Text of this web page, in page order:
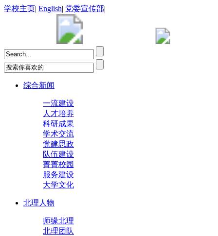
学校主页| English| 党委宣传部|
综合新闻
一流建设
人才培养
科研成果
学术交流
党建思政
队伍建设
菁菁校园
服务建设
大学文化
北理人物
师缘北理
北理团队